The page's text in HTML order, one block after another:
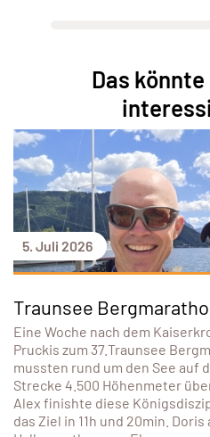
Das
5. Juli 2026
Traunsee
Eine Woche nach dem
Pruckis zum 37.Traunsee
mussten rund um den See auf
Strecke 4.500 Höhenmeter
Alex finishte diese
das Ziel in 11h und 20min.